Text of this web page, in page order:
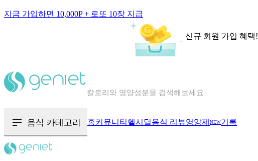
지금 가입하면 10,000P + 로또 10장 지급
신규 회원 가입 혜택!
칼로리와 영양성분을 검색해보세요
음식 카테고리 홈커뮤니티 헬시딜음식 리뷰영양제 NEW기록